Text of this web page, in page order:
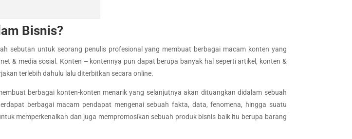
Bisnis?
sebutan untuk seorang penulis profesional yang membuat berbagai macam konten yang
& media sosial. Konten – kontennya pun dapat berupa banyak hal seperti artikel, konten &
terlebih dahulu lalu diterbitkan secara online.
berbagai konten-konten menarik yang selanjutnya akan dituangkan didalam sebuah
berbagai macam pendapat mengenai sebuah fakta, data, fenomena, hingga suatu
memperkenalkan dan juga mempromosikan sebuah produk bisnis baik itu berupa barang